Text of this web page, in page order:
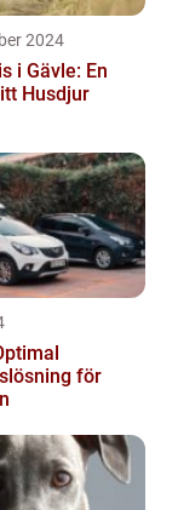
2024
i Gävle: En
Husdjur
för